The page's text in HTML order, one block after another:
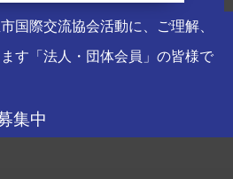
国際交流協会活動に、ご理解、
す「法人・団体会員」の皆様で
集中